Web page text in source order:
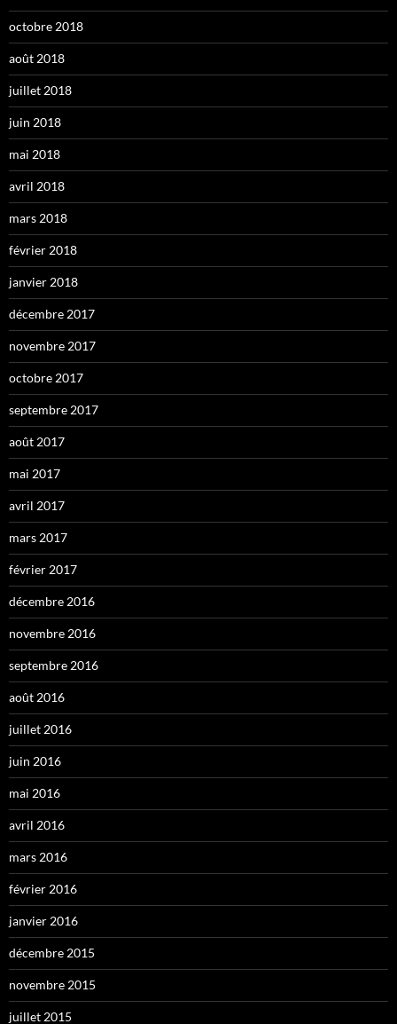
octobre 2018
août 2018
juillet 2018
juin 2018
mai 2018
avril 2018
mars 2018
février 2018
janvier 2018
décembre 2017
novembre 2017
octobre 2017
septembre 2017
août 2017
mai 2017
avril 2017
mars 2017
février 2017
décembre 2016
novembre 2016
septembre 2016
août 2016
juillet 2016
juin 2016
mai 2016
avril 2016
mars 2016
février 2016
janvier 2016
décembre 2015
novembre 2015
juillet 2015